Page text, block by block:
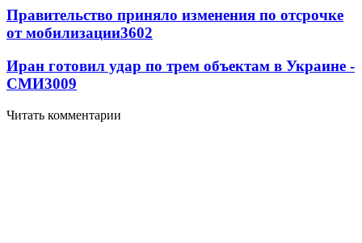
Правительство приняло изменения по отсрочке
от мобилизации3602
Иран готовил удар по трем объектам в Украине -
СМИ3009
Читать комментарии